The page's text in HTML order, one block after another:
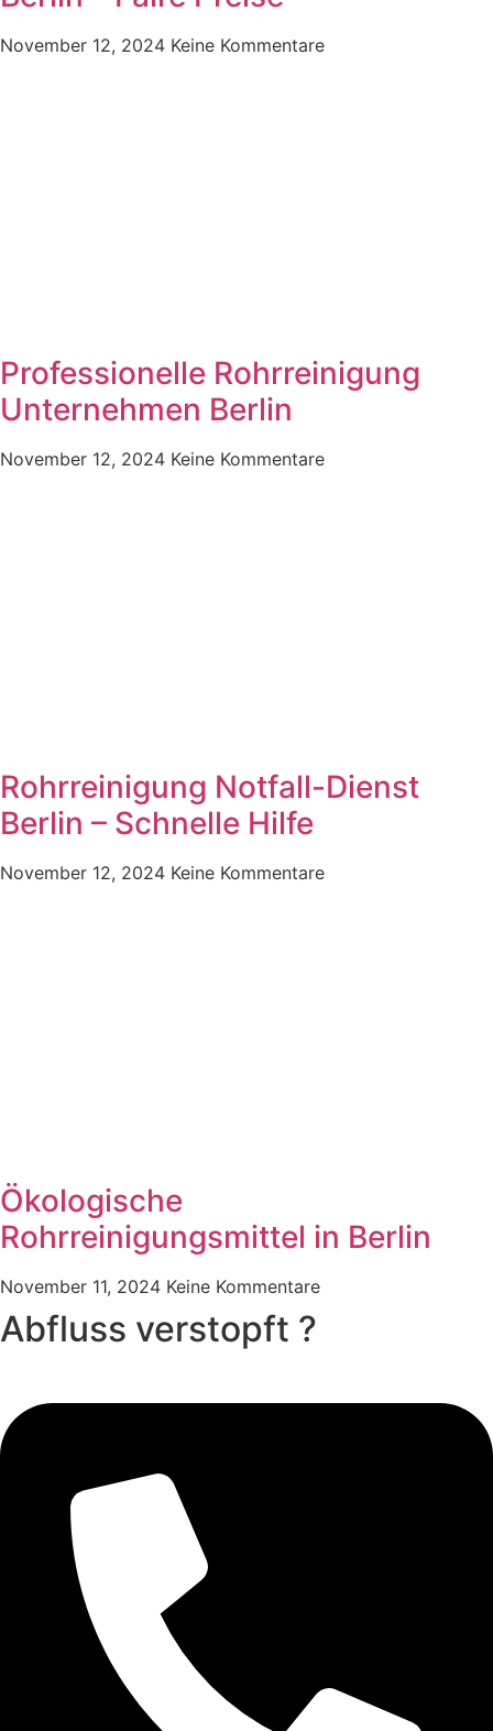
November 12, 2024 Keine Kommentare
Professionelle Rohrreinigung
Unternehmen Berlin
November 12, 2024 Keine Kommentare
Rohrreinigung Notfall-Dienst
Berlin – Schnelle Hilfe
November 12, 2024 Keine Kommentare
Ökologische
Rohrreinigungsmittel in Berlin
November 11, 2024 Keine Kommentare
Abfluss verstopft ?